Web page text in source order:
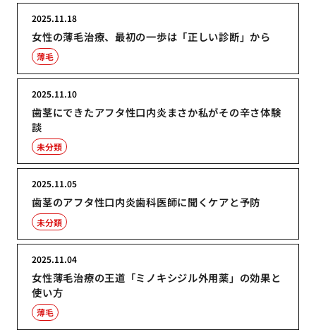
女性の薄毛治療、最初の一歩は「正しい診断」から
2025.11.18
薄毛
歯茎にできたアフタ性口内炎まさか私がその辛さ体験
談
2025.11.10
未分類
歯茎のアフタ性口内炎歯科医師に聞くケアと予防
2025.11.05
未分類
女性薄毛治療の王道「ミノキシジル外用薬」の効果と
使い方
2025.11.04
薄毛